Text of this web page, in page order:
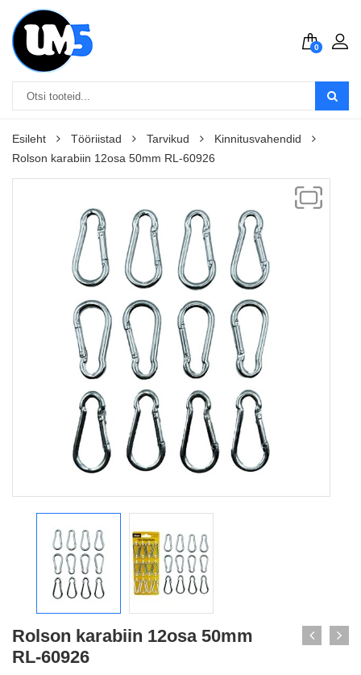
0
Esileht Tööriistad Tarvikud
Kinnitusvahendid
Rolson karabiin 12osa 50mm RL-60926
Rolson karabiin 12osa 50mm
RL-60926